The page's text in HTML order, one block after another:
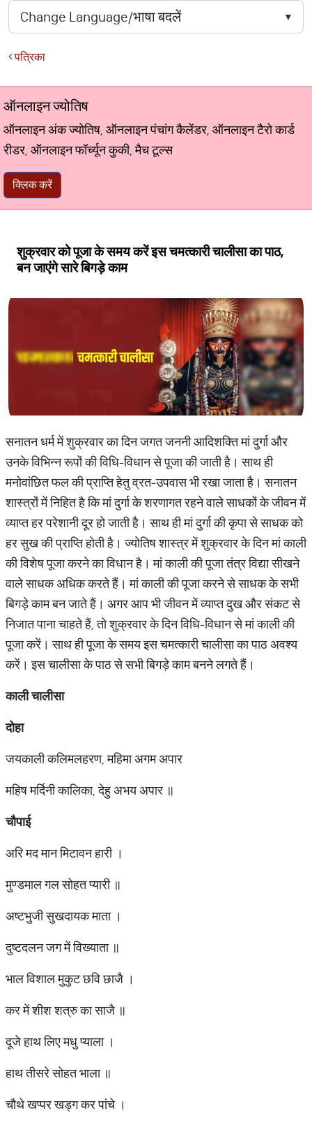
पत्रिका
ऑनलाइन ज्योतिष
ऑनलाइन अंक ज्योतिष, ऑनलाइन पंचांग कैलेंडर, ऑनलाइन टैरो कार्ड
रीडर, ऑनलाइन फॉर्च्यून कुकी, मैच टूल्स
क्लिक करें
शुक्रवार को पूजा के समय करें इस चमत्कारी चालीसा का पाठ,
बन जाएंगे सारे बिगड़े काम
सनातन धर्म में शुक्रवार का दिन जगत जननी आदिशक्ति मां दुर्गा और
उनके विभिन्न रूपों की विधि-विधान से पूजा की जाती है। साथ ही
मनोवांछित फल की प्राप्ति हेतु व्रत-उपवास भी रखा जाता है। सनातन
शास्त्रों में निहित है कि मां दुर्गा के शरणागत रहने वाले साधकों के जीवन में
व्याप्त हर परेशानी दूर हो जाती है। साथ ही मां दुर्गा की कृपा से साधक को
हर सुख की प्राप्ति होती है। ज्योतिष शास्त्र में शुक्रवार के दिन मां काली
की विशेष पूजा करने का विधान है। मां काली की पूजा तंत्र विद्या सीखने
वाले साधक अधिक करते हैं। मां काली की पूजा करने से साधक के सभी
बिगड़े काम बन जाते हैं। अगर आप भी जीवन में व्याप्त दुख और संकट से
निजात पाना चाहते हैं, तो शुक्रवार के दिन विधि-विधान से मां काली की
पूजा करें। साथ ही पूजा के समय इस चमत्कारी चालीसा का पाठ अवश्य
करें। इस चालीसा के पाठ से सभी बिगड़े काम बनने लगते हैं।
कालीचालीसा
दोहा
जयकाली कलिमलहरण, महिमा अगम अपार
महिष मर्दिनी कालिका, देहु अभय अपार ॥
चौपाई
अरि मद मान मिटावन हारी ।
मुण्डमाल गल सोहत प्यारी ॥
अष्टभुजी सुखदायक माता ।
दुष्टदलन जग में विख्याता ॥
भाल विशाल मुकुट छवि छाजै ।
कर में शीश शत्रु का साजै ॥
दूजे हाथ लिए मधु प्याला ।
हाथ तीसरे सोहत भाला ॥
चौथे खप्पर खड्ग कर पांचे ।